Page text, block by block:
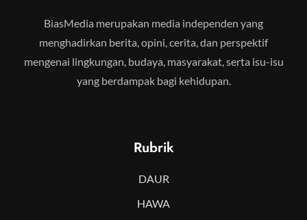
BiasMedia merupakan media independen yang
menghadirkan berita, opini, cerita, dan perspektif
mengenai lingkungan, budaya, masyarakat, serta isu-isu
yang berdampak bagi kehidupan.
Rubrik
DAUR
HAWA